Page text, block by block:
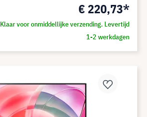
€ 220,73*
voor onmiddellijke verzending. Levertijd
1-2 werkdagen